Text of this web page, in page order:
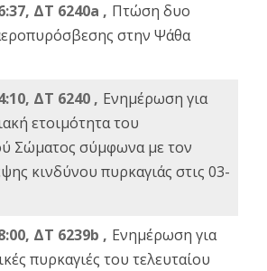
ΔΤ 6240a , Πτώση δυο
στην Ψάθα
ΔΤ 6240 , Ενημέρωση για
ετοιμότητα του
Σώματος σύμφωνα με τον
κινδύνου πυρκαγιάς στις 03-
ΔΤ 6239b , Ενημέρωση για
πυρκαγιές του τελευταίου